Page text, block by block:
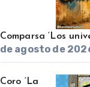
Comparsa ‘Los
de agosto de
Coro ‘La